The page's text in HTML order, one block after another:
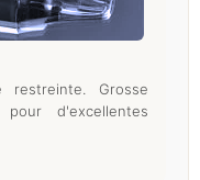
Grosse
d'excellentes